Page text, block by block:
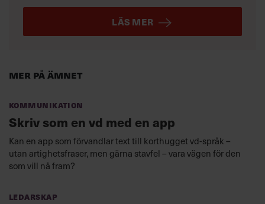
Mer på ämnet
Kommunikation
Skriv som en vd med en app
Kan en app som förvandlar text till korthugget vd-språk –
utan artighetsfraser, men gärna stavfel – vara vägen för den
som vill nå fram?
Ledarskap
LÄS MER